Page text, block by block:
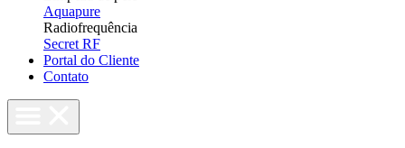
Aquapure
Radiofrequência
Secret RF
Portal do Cliente
Contato